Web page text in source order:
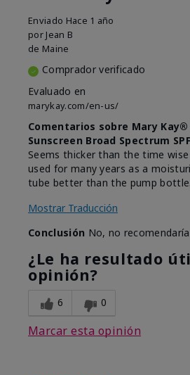
Enviado Hace 1 año
por Jean B
de Maine
Comprador verificado
Evaluado en
marykay.com/en-us/
Comentarios sobre Mary
Sunscreen Broad Spectrum
Seems thicker than the time
used for many years as a
tube better than the pump bottle.
Mostrar Traducción
Conclusión No, no
¿Le ha resultado
opinión?
6 0
Marcar esta opinión